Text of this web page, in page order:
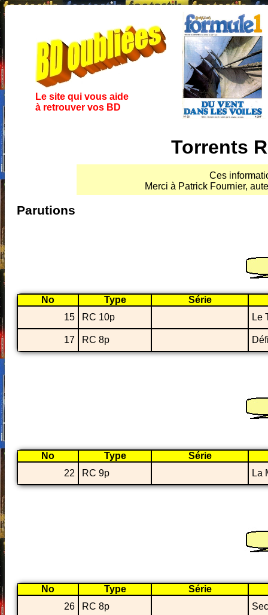
Le site qui vous aide
à retrouver vos BD
Torrents
Ces
Merci à Patrick Fournier,
Parutions
No Type
Série
15
RC 10p Le
17 RC 8p
No Type
Série
22
RC 9p La
No Type
Série
26
RC 8p